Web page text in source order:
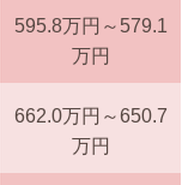
595.8万円～579.1
万円
662.0万円～650.7
万円